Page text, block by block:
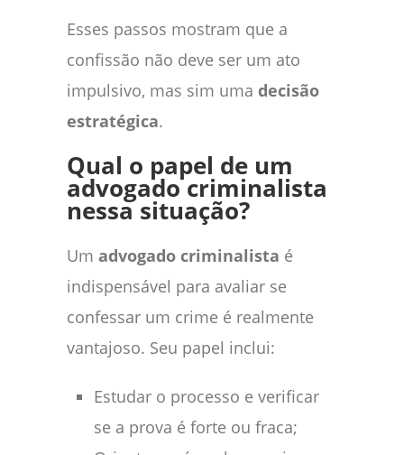
Esses passos mostram que a
confissão não deve ser um ato
impulsivo, mas sim uma decisão
estratégica.
Qual o papel de um
advogado criminalista
nessa situação?
Um advogado criminalista é
indispensável para avaliar se
confessar um crime é realmente
vantajoso. Seu papel inclui:
Estudar o processo e verificar
se a prova é forte ou fraca;